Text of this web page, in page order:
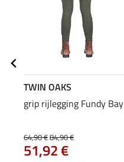
TWIN OAKS
grip rijlegging Fundy Bay
64,90 €84,90 €
51,92 €